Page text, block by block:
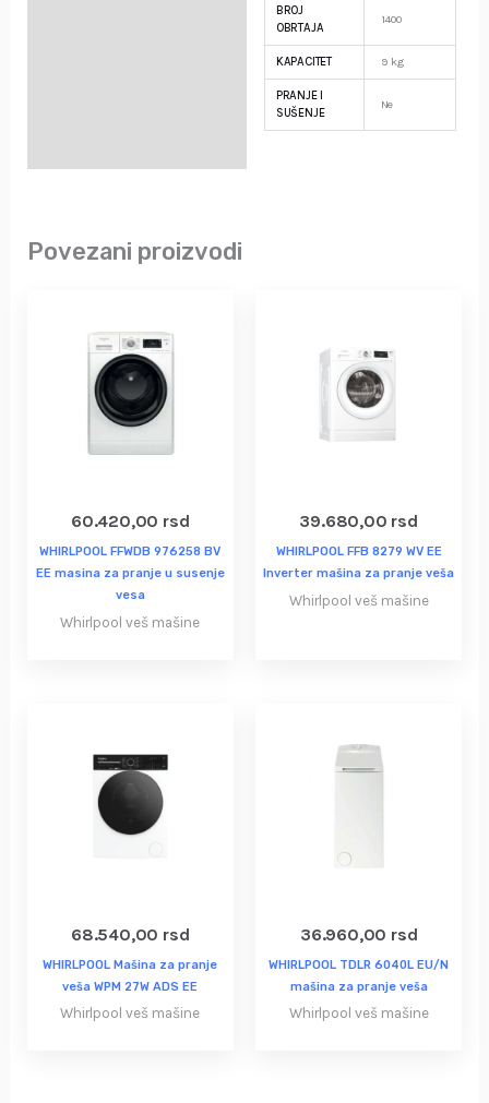
BROJ
OBRTAJA
1400
KAPACITET 9 kg
PRANJE I
SUŠENJE
Ne
Povezani proizvodi
60.420,00 rsd
WHIRLPOOL FFWDB 976258 BV
EE masina za pranje u susenje
vesa
Whirlpool veš mašine
39.680,00 rsd
WHIRLPOOL FFB 8279 WV EE
Inverter mašina za pranje veša
Whirlpool veš mašine
68.540,00 rsd
WHIRLPOOL Mašina za pranje
veša WPM 27W ADS EE
Whirlpool veš mašine
36.960,00 rsd
WHIRLPOOL TDLR 6040L EU/N
mašina za pranje veša
Whirlpool veš mašine